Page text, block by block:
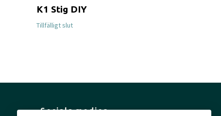
K1 Stig DIY
Tillfälligt slut
Sociala medier